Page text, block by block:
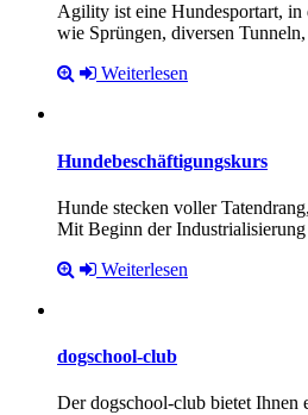
Agility ist eine Hundesportart, in
wie Sprüngen, diversen
Weiterlesen
Hundebeschäftigungskurs
Hunde stecken voller
Mit Beginn der
Weiterlesen
dogschool-club
Der dogschool-club bietet Ihnen